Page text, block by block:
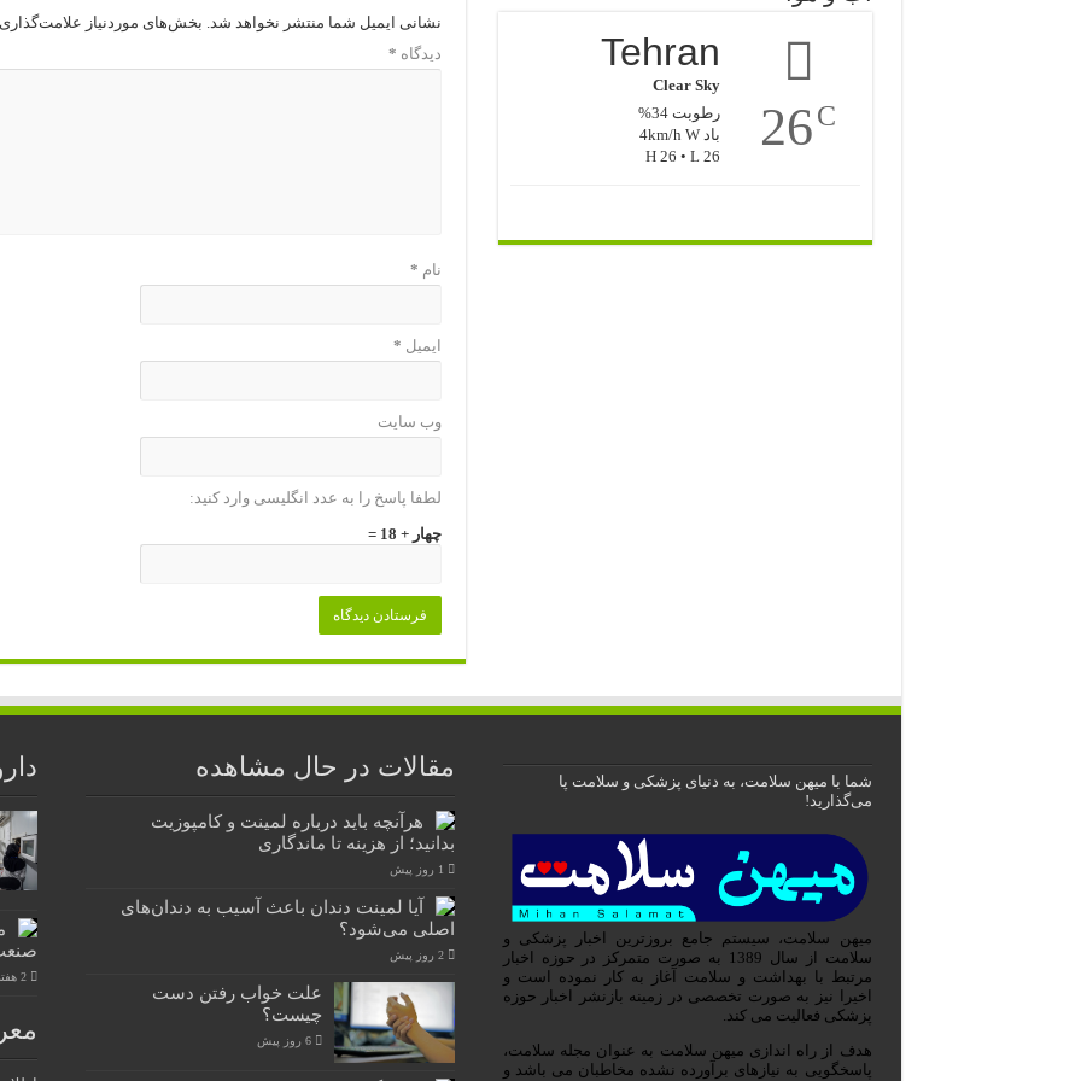
نشانی ایمیل شما منتشر نخواهد شد. بخش‌های موردنیاز
دیدگاه *
نام *
ایمیل *
وب‌ سایت
لطفا پاسخ را به عدد انگلیسی وارد کنید:
چهار + 18 =
26C
Tehran
Clear Sky
رطوبت 34%
باد 4km/h W
H 26 • L 26
شما با میهن سلامت، به دنیای پزشکی و سلامت پا
می‌گذارید!
میهن سلامت، سیستم جامع بروزترین اخبار پزشکی و
سلامت از سال 1389 به صورت متمرکز در حوزه اخبار
مرتبط با بهداشت و سلامت آغاز به کار نموده است و
اخیرا نیز به صورت تخصصی در زمینه بازنشر اخبار حوزه
پزشکی فعالیت می کند.
هدف از راه اندازی میهن سلامت به عنوان مجله سلامت،
پاسخگویی به نیازهای برآورده نشده مخاطبان می باشد و
مقالات در حال مشاهده
هرآنچه باید درباره لمینت و کامپوزیت
بدانید؛ از هزینه تا ماندگاری
1 روز پیش
آیا لمینت دندان باعث آسیب به دندان‌های
اصلی می‌شود؟
2 روز پیش
علت خواب رفتن دست
چیست؟
6 روز پیش
2 هفته پیش